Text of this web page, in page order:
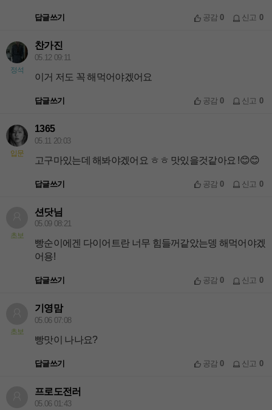
답글쓰기 공감0 신고 0
정석
찬가진
05.12 09:11
이거 저도 꼭 해먹어야겠어요
답글쓰기 공감0 신고 0
입문
1365
05.11 20:03
고구마있는데 해봐야겠어요 ㅎㅎ 맛있을것같아요 !😊😊
답글쓰기 공감0 신고 0
초보
션닷님
05.09 08:21
빵순이에겐 다이어트란 너무 힘들꺼같았는뎅 해먹어야겠
어용!
답글쓰기 공감0 신고 0
초보
기영맘
05.06 07:08
빵맛이 나나요?
답글쓰기 공감0 신고 0
프로도전러
05.06 01:43